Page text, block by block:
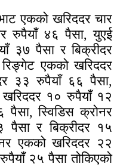
एकको खरिददर चार
रुपैयाँ ४६ पैसा, युएई
३७ पैसा र बिक्रीदर
एकको खरिददर
३३ रुपैयाँ ६६ पैसा,
१० रुपैयाँ १२
पैसा, स्विडिस क्रोनर
र बिक्रीदर १५
एकको खरिददर २२
२५ पैसा तोकिएको